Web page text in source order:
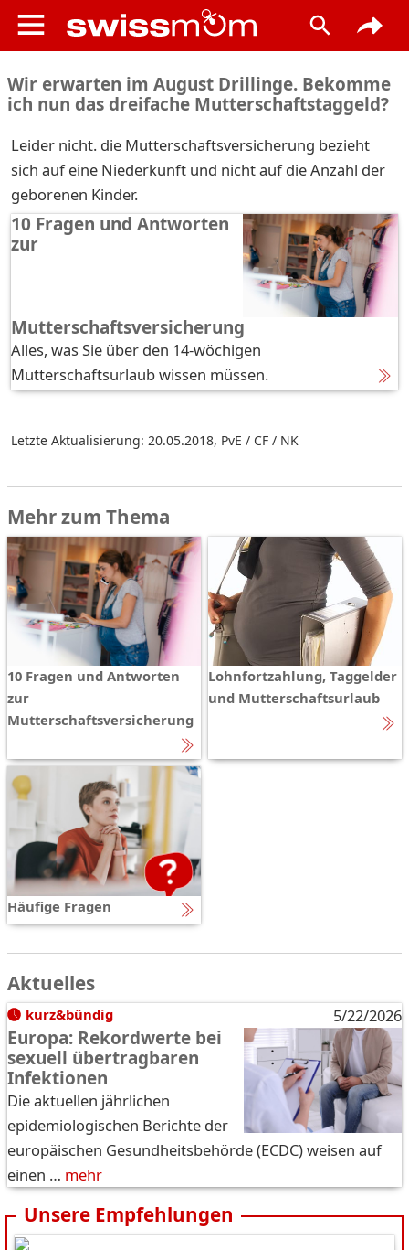
Wir erwarten im August Drillinge. Bekomme
ich nun das dreifache Mutterschaftstaggeld?
Leider nicht. die Mutterschaftsversicherung bezieht
sich auf eine Niederkunft und nicht auf die Anzahl der
geborenen Kinder.
10 Fragen und Antworten
zur
Mutterschaftsversicherung
Alles, was Sie über den 14-wöchigen
Mutterschaftsurlaub wissen müssen.
Letzte Aktualisierung: 20.05.2018, PvE / CF / NK
Mehr zum Thema
10 Fragen und Antworten
zur
Mutterschaftsversicherung
Lohnfortzahlung, Taggelder
und Mutterschaftsurlaub
Häufige Fragen
Aktuelles
kurz&bündig 5/22/2026
Europa: Rekordwerte bei
sexuell übertragbaren
Infektionen
Die aktuellen jährlichen
epidemiologischen Berichte der
europäischen Gesundheitsbehörde (ECDC) weisen auf
einen … mehr
Unsere Empfehlungen